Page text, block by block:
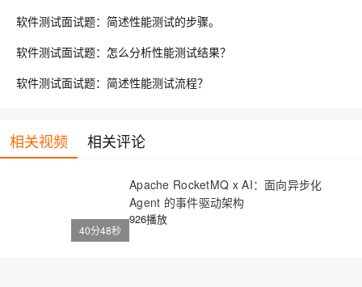
软件测试面试题：简述性能测试的步骤。
软件测试面试题：怎么分析性能测试结果？
软件测试面试题：简述性能测试流程？
相关视频 相关评论
40分48秒
Apache RocketMQ x AI：面向异步化
Agent 的事件驱动架构
926播放